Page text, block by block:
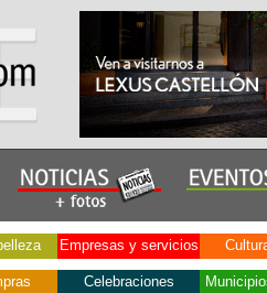
Empresas y servicios
Celebraciones